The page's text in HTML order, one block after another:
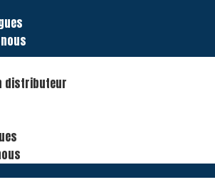
distributeur